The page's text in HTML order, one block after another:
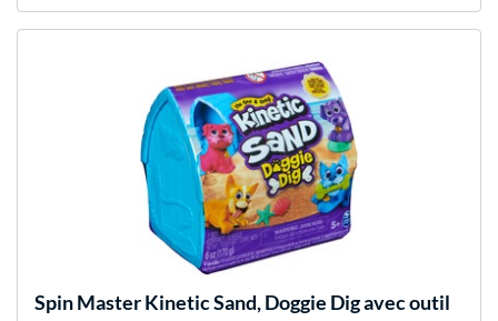
Spin MasterKinetic Sand, Doggie Dig avec outil